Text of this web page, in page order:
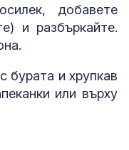
добавете
и разбъркайте.
бурата и хрупкав
или върху